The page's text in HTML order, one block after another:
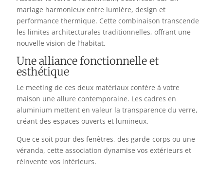
mariage harmonieux entre lumière, design et
performance thermique. Cette combinaison transcende
les limites architecturales traditionnelles, offrant une
nouvelle vision de l’habitat.
Une alliance fonctionnelle et
esthétique
Le meeting de ces deux matériaux confère à votre
maison une allure contemporaine. Les cadres en
aluminium mettent en valeur la transparence du verre,
créant des espaces ouverts et lumineux.
Que ce soit pour des fenêtres, des garde-corps ou une
véranda, cette association dynamise vos extérieurs et
réinvente vos intérieurs.